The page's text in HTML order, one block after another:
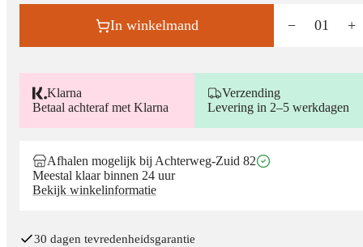
In winkelmand − 01 +
Klarna
Betaal achteraf met Klarna
Verzending
Levering in 2–5 werkdagen
Afhalen mogelijk bij Achterweg-Zuid 82
Meestal klaar binnen 24 uur
Bekijk winkelinformatie
30 dagen tevredenheidsgarantie